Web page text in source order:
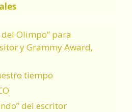
del Olimpo” para
y Grammy Award,
tiempo
del escritor